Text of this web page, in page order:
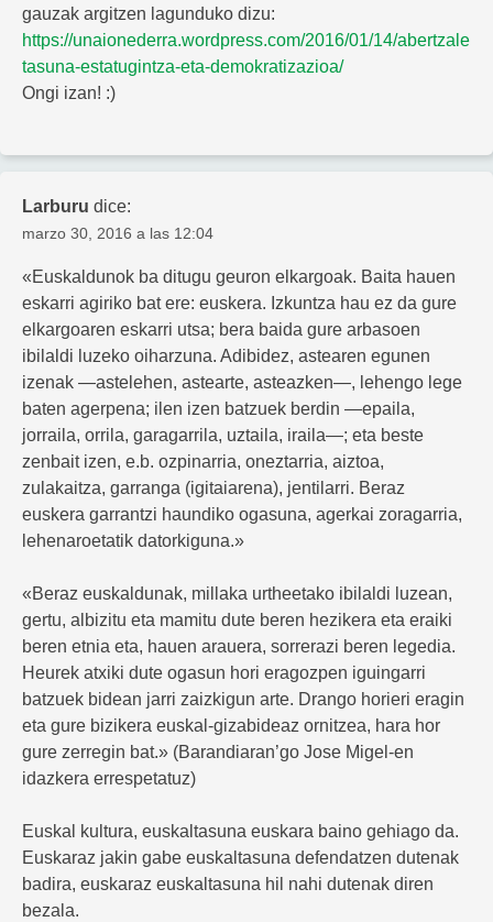
gauzak argitzen lagunduko dizu:
https://unaionederra.wordpress.com/2016/01/14/abertzale
tasuna-estatugintza-eta-demokratizazioa/
Ongi izan! :)
Larburu dice:
marzo 30, 2016 a las 12:04
«Euskaldunok ba ditugu geuron elkargoak. Baita hauen
eskarri agiriko bat ere: euskera. Izkuntza hau ez da gure
elkargoaren eskarri utsa; bera baida gure arbasoen
ibilaldi luzeko oiharzuna. Adibidez, astearen egunen
izenak —astelehen, astearte, asteazken—, lehengo lege
baten agerpena; ilen izen batzuek berdin —epaila,
jorraila, orrila, garagarrila, uztaila, iraila—; eta beste
zenbait izen, e.b. ozpinarria, oneztarria, aiztoa,
zulakaitza, garranga (igitaiarena), jentilarri. Beraz
euskera garrantzi haundiko ogasuna, agerkai zoragarria,
lehenaroetatik datorkiguna.»
«Beraz euskaldunak, millaka urtheetako ibilaldi luzean,
gertu, albizitu eta mamitu dute beren hezikera eta eraiki
beren etnia eta, hauen arauera, sorrerazi beren legedia.
Heurek atxiki dute ogasun hori eragozpen iguingarri
batzuek bidean jarri zaizkigun arte. Drango horieri eragin
eta gure bizikera euskal-gizabideaz ornitzea, hara hor
gure zerregin bat.» (Barandiaran’go Jose Migel-en
idazkera errespetatuz)
Euskal kultura, euskaltasuna euskara baino gehiago da.
Euskaraz jakin gabe euskaltasuna defendatzen dutenak
badira, euskaraz euskaltasuna hil nahi dutenak diren
bezala.